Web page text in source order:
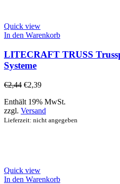
Quick view
In den Warenkorb
LITECRAFT TRUSS
Systeme
€2,44 €2,39
Enthält 19% MwSt.
zzgl. Versand
Lieferzeit: nicht angegeben
Quick view
In den Warenkorb